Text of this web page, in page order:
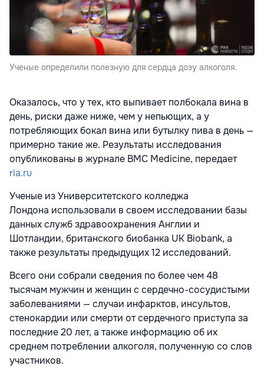
Ученые определили полезную для сердца дозу алкоголя.
Оказалось, что у тех, кто выпивает полбокала вина в
день, риски даже ниже, чем у непьющих, а у
потребляющих бокал вина или бутылку пива в день —
примерно такие же. Результаты исследования
опубликованы в журнале BMC Medicine, передает
ria.ru
Ученые из Университетского колледжа
Лондона использовали в своем исследовании базы
данных служб здравоохранения Англии и
Шотландии, британского биобанка UK Biobank, а
также результаты предыдущих 12 исследований.
Всего они собрали сведения по более чем 48
тысячам мужчин и женщин с сердечно-сосудистыми
заболеваниями — случаи инфарктов, инсультов,
стенокардии или смерти от сердечного приступа за
последние 20 лет, а также информацию об их
среднем потреблении алкоголя, полученную со слов
участников.